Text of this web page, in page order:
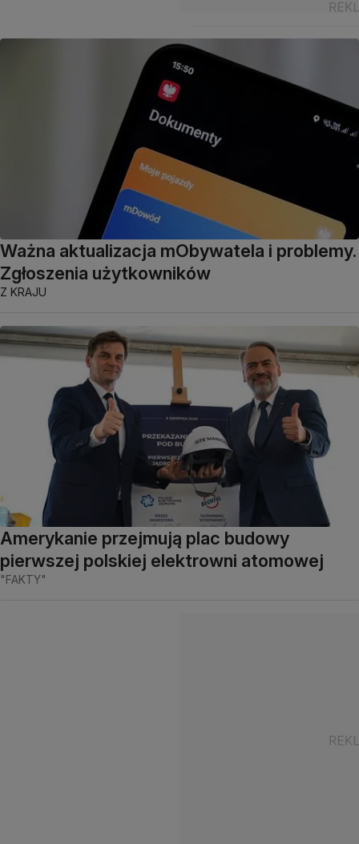
Ważna aktualizacja mObywatela i problemy.
Zgłoszenia użytkowników
Z KRAJU
Amerykanie przejmują plac budowy
pierwszej polskiej elektrowni atomowej
"FAKTY"